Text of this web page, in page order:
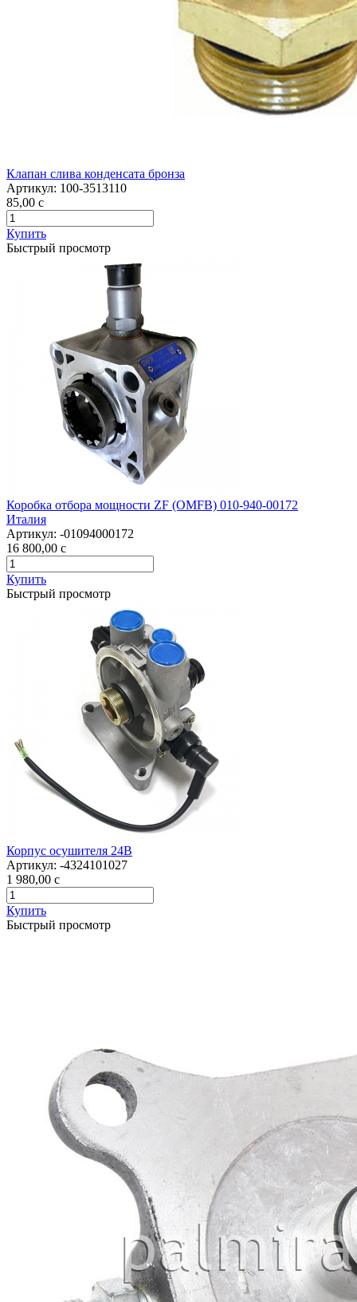
Клапан слива конденсата бронза
Артикул: 100-3513110
85,00 c
Купить
Быстрый просмотр
Коробка отбора мощности ZF (OMFB) 010-940-00172
Италия
Артикул: -01094000172
16 800,00 c
Купить
Быстрый просмотр
Корпус осушителя 24В
Артикул: -4324101027
1 980,00 c
Купить
Быстрый просмотр